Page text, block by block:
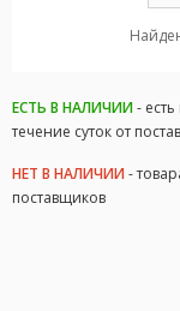
ЕСТЬ В НАЛИЧИИ-
течение суток от
НЕТ В НАЛИЧИИ-
поставщиков